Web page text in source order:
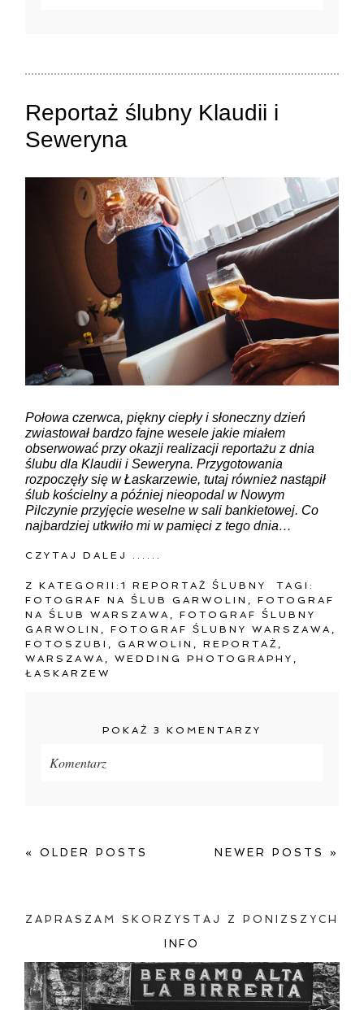
ZAMIEŚĆ KOMENTARZ
Reportaż ślubny Klaudii i
Seweryna
Połowa czerwca, piękny ciepły i słoneczny dzień
zwiastował bardzo fajne wesele jakie miałem
obserwować przy okazji realizacji reportażu z dnia
ślubu dla Klaudii i Seweryna. Przygotowania
rozpoczęły się w Łaskarzewie, tutaj również nastąpił
ślub kościelny a później nieopodal w Nowym
Pilczynie przyjęcie weselne w sali bankietowej. Co
najbardziej utkwiło mi w pamięci z tego dnia…
CZYTAJ DALEJ ......
Z KATEGORII:1 REPORTAŻ ŚLUBNY
TAGI:
FOTOGRAF NA ŚLUB GARWOLIN ,FOTOGRAF
NA ŚLUB WARSZAWA ,FOTOGRAF ŚLUBNY
GARWOLIN ,FOTOGRAF ŚLUBNY WARSZAWA ,
FOTOSZUBI , GARWOLIN ,REPORTAŻ ,
WARSZAWA ,WEDDING PHOTOGRAPHY ,
ŁASKARZEW
POKAŻ 3 KOMENTARZY
Komentarz
ZAMIEŚĆ KOMENTARZ
« OLDER POSTS NEWER POSTS »
ZAPRASZAM SKORZYSTAJ Z PONIZSZYCH
INFO